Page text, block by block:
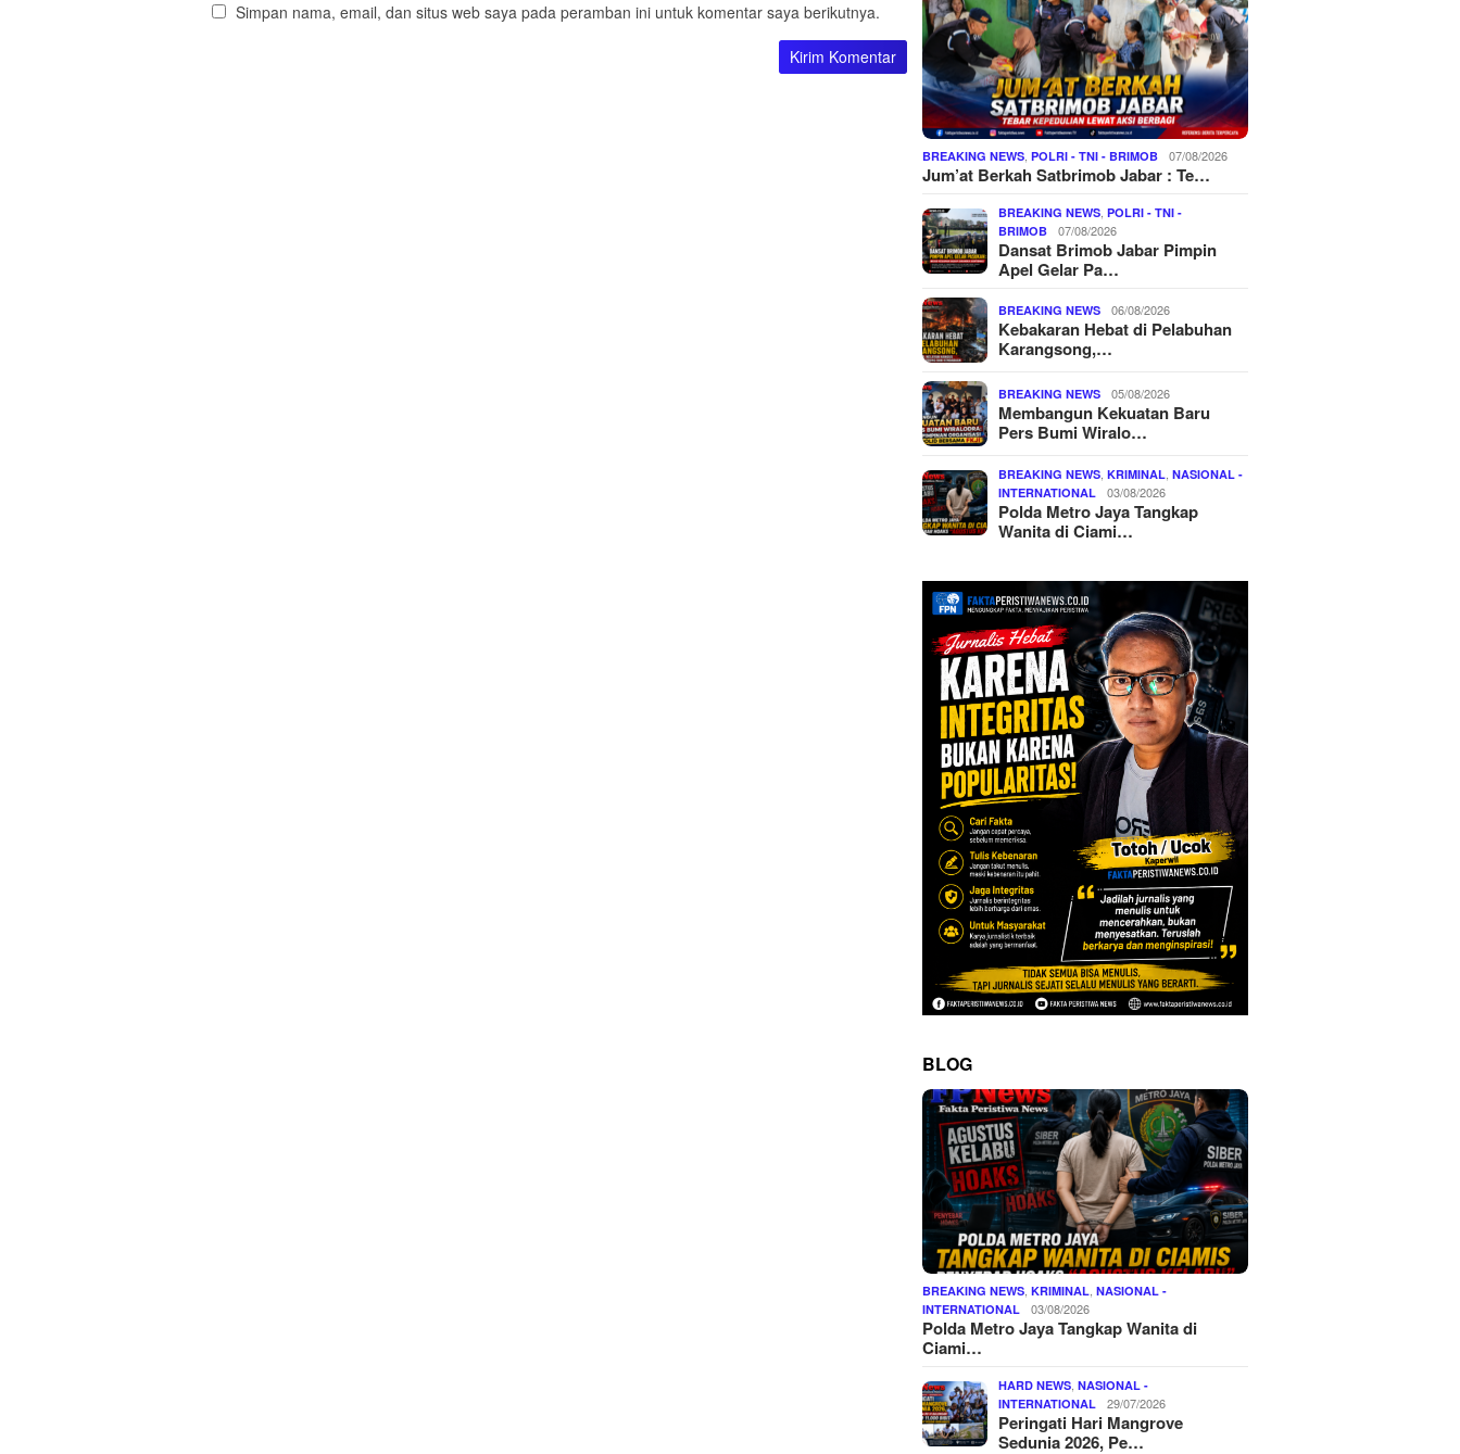
Simpan nama, email, dan situs web saya pada peramban ini untuk komentar saya berikutnya.
BREAKING NEWS,POLRI - TNI - BRIMOB 07/08/2026
Jum’at Berkah Satbrimob Jabar : Te…
BREAKING NEWS,POLRI - TNI -
BRIMOB
07/08/2026
Dansat Brimob Jabar Pimpin
Apel Gelar Pa…
BREAKING NEWS 06/08/2026
Kebakaran Hebat di Pelabuhan
Karangsong,…
BREAKING NEWS 05/08/2026
Membangun Kekuatan Baru
Pers Bumi Wiralo…
BREAKING NEWS,KRIMINAL,NASIONAL -
INTERNATIONAL
03/08/2026
Polda Metro Jaya Tangkap
Wanita di Ciami…
BLOG
BREAKING NEWS ,KRIMINAL ,NASIONAL -
INTERNATIONAL
03/08/2026
Polda Metro Jaya Tangkap Wanita di
Ciami…
HARD NEWS ,NASIONAL -
INTERNATIONAL
29/07/2026
Peringati Hari Mangrove
Sedunia 2026, Pe…